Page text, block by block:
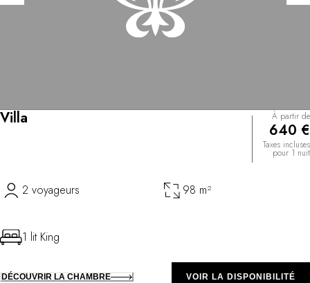
Villa À partir de
640 €
Taxes incluses
pour 1 nuit
2 voyageurs 98 m²
1 lit King
DÉCOUVRIR LA CHAMBRE VOIR LA DISPONIBILITÉ